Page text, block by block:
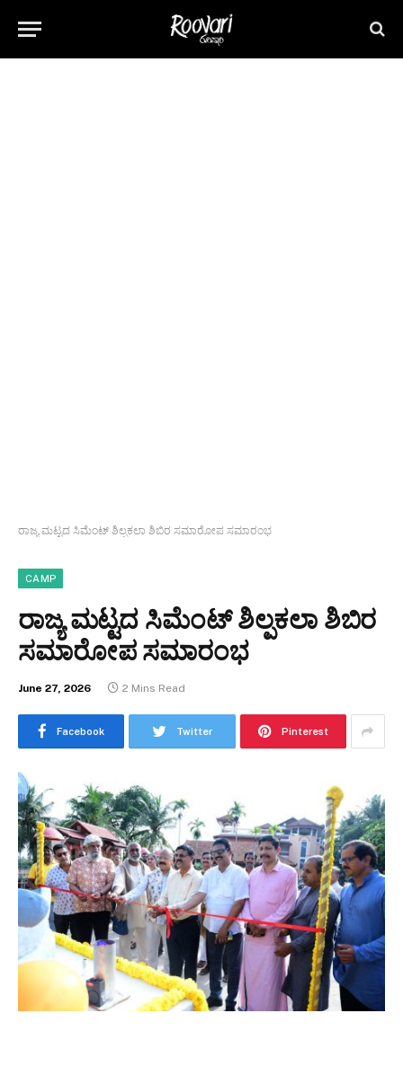
ರಾಜ್ಯ ಮಟ್ಟದ ಸಿಮೆಂಟ್‌ ಶಿಲ್ಪಕಲಾ ಶಿಬಿರ ಸಮಾರೋಪ ಸಮಾರಂಭ
CAMP
ರಾಜ್ಯ ಮಟ್ಟದ ಸಿಮೆಂಟ್‌ ಶಿಲ್ಪಕಲಾ ಶಿಬಿರ
ಸಮಾರೋಪ ಸಮಾರಂಭ
June 27, 2026 2 Mins Read
Facebook Twitter Pinterest